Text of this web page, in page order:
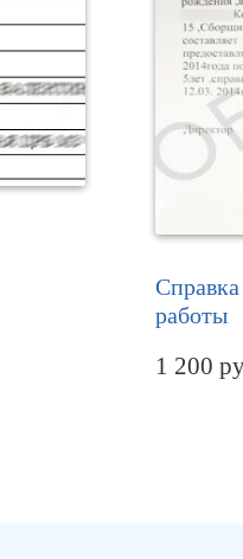
работы
1 200